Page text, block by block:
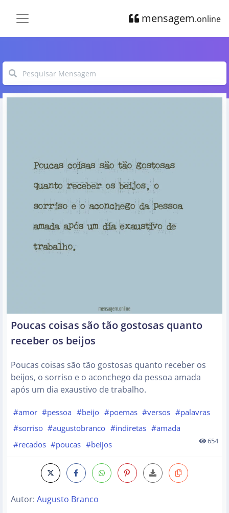
mensagem.online
Poucas coisas são tão gostosas quanto
receber os beijos
Poucas coisas são tão gostosas quanto receber os
beijos, o sorriso e o aconchego da pessoa amada
após um dia exaustivo de trabalho.
#amor #pessoa #beijo #poemas #versos #palavras
#sorriso #augustobranco #indiretas #amada
#recados #poucas #beijos 654
Autor: Augusto Branco